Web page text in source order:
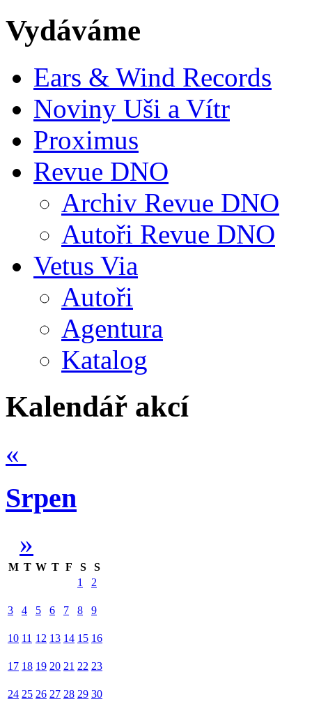
Vydáváme
Ears & Wind Records
Noviny Uši a Vítr
Proximus
Revue DNO
Archiv Revue DNO
Autoři Revue DNO
Vetus Via
Autoři
Agentura
Katalog
Kalendář akcí
«
Srpen
»
M T W T F S
S
1
2
3 4 5 6 7 8 9
10 11 12 13 14 15 16
17 18 19 20 21 22 23
24 25 26 27 28 29 30